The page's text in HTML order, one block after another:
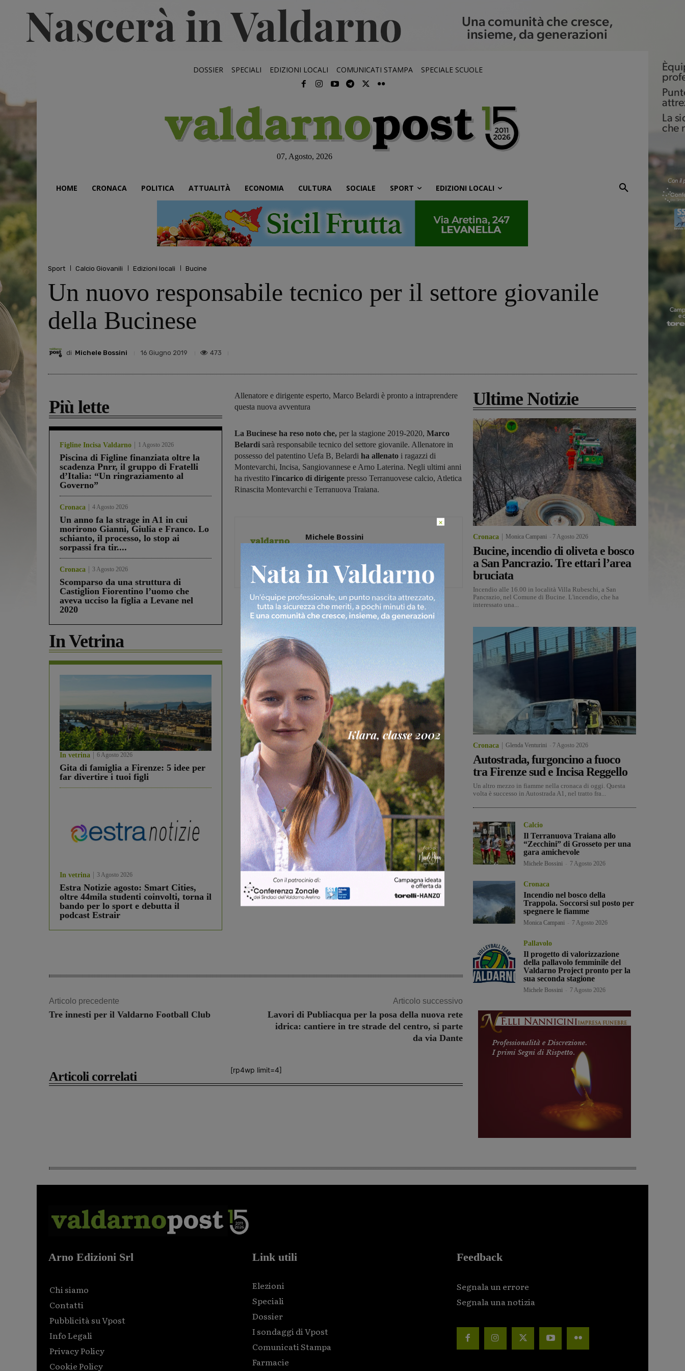
DOSSIER SPECIALI EDIZIONI LOCALI COMUNICATI STAMPA SPECIALE SCUOLE
07, Agosto, 2026
HOME CRONACA POLITICA ATTUALITÀ ECONOMIA CULTURA SOCIALE SPORT EDIZIONI LOCALI
Sport Calcio Giovanili Edizioni locali Bucine
Un nuovo responsabile tecnico per il settore giovanile
della Bucinese
di Michele Bossini 16 Giugno 2019 473
Più lette
Figline Incisa Valdarno 1 Agosto 2026
Piscina di Figline finanziata oltre la
scadenza Pnrr, il gruppo di Fratelli
d’Italia: “Un ringraziamento al
Governo”
Cronaca 4 Agosto 2026
Un anno fa la strage in A1 in cui
morirono Gianni, Giulia e Franco. Lo
schianto, il processo, lo stop ai
sorpassi fra tir....
Cronaca 3 Agosto 2026
Scomparso da una struttura di
Castiglion Fiorentino l’uomo che
aveva ucciso la figlia a Levane nel
2020
In Vetrina
In vetrina 6 Agosto 2026
Gita di famiglia a Firenze: 5 idee per
far divertire i tuoi figli
In vetrina 3 Agosto 2026
Estra Notizie agosto: Smart Cities,
oltre 44mila studenti coinvolti, torna il
bando per lo sport e debutta il
podcast Estrair
Allenatore e dirigente esperto, Marco Belardi è pronto a intraprendere
questa nuova avventura
La Bucinese ha reso noto che, per la stagione 2019-2020, Marco
Belardi sarà responsabile tecnico del settore giovanile. Allenatore in
possesso del patentino Uefa B, Belardi ha allenato i ragazzi di
Montevarchi, Incisa, Sangiovannese e Arno Laterina. Negli ultimi anni
ha rivestito l'incarico di dirigente presso Terranuovese calcio, Atletica
Rinascita Montevarchi e Terranuova Traiana.
Michele Bossini
Share
Articolo precedente
Tre innesti per il Valdarno Football Club
Articolo successivo
Lavori di Publiacqua per la posa della nuova rete
idrica: cantiere in tre strade del centro, si parte
da via Dante
[rp4wp limit=4]
Articoli correlati
Ultime Notizie
Cronaca Monica Campani 7 Agosto 2026
Bucine, incendio di oliveta e bosco
a San Pancrazio. Tre ettari l’area
bruciata
Incendio alle 16.00 in località Villa Rubeschi, a San
Pancrazio, nel Comune di Bucine. L'incendio, che ha
interessato una...
Cronaca Glenda Venturini 7 Agosto 2026
Autostrada, furgoncino a fuoco
tra Firenze sud e Incisa Reggello
Un altro mezzo in fiamme nella cronaca di oggi. Questa
volta è successo in Autostrada A1, nel tratto fra...
Calcio
Il Terranuova Traiana allo
“Zecchini” di Grosseto per una
gara amichevole
Michele Bossini 7 Agosto 2026
Cronaca
Incendio nel bosco della
Trappola. Soccorsi sul posto per
spegnere le fiamme
Monica Campani 7 Agosto 2026
Pallavolo
Il progetto di valorizzazione
della pallavolo femminile del
Valdarno Project pronto per la
sua seconda stagione
Michele Bossini 7 Agosto 2026
Arno Edizioni Srl
Chi siamo
Contatti
Pubblicità su Vpost
Info Legali
Privacy Policy
Cookie Policy
Link utili
Elezioni
Speciali
Dossier
I sondaggi di Vpost
Comunicati Stampa
Farmacie
Feedback
Segnala un errore
Segnala una notizia
×